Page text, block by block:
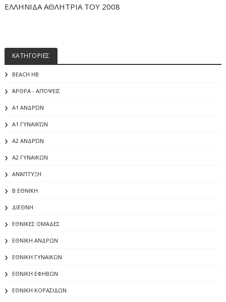
ΕΛΛΗΝΙΔΑ ΑΘΛΗΤΡΙΑ ΤΟΥ 2008
ΚΑΤΗΓΟΡΙΕΣ
BEACH HB
ΆΡΘΡΑ - ΑΠΌΨΕΙΣ
Α1 ΑΝΔΡΏΝ
Α1 ΓΥΝΑΙΚΏΝ
Α2 ΑΝΔΡΏΝ
Α2 ΓΥΝΑΙΚΩΝ
ΑΝΆΠΤΥΞΗ
Β ΕΘΝΙΚΗ
ΔΙΕΘΝΗ
ΕΘΝΙΚΕΣ ΟΜΑΔΕΣ
ΕΘΝΙΚΗ ΑΝΔΡΩΝ
ΕΘΝΙΚΗ ΓΥΝΑΙΚΩΝ
ΕΘΝΙΚΗ ΕΦΗΒΩΝ
ΕΘΝΙΚΗ ΚΟΡΑΣΙΔΩΝ